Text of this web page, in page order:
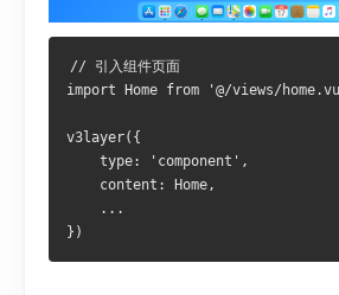
// 引入组件页面
import Home from '@/views/
v3layer({
    type: 'component',
    content: Home,
    ...